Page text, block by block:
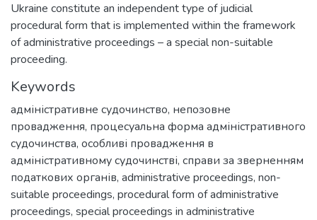
Ukraine constitute an independent type of judicial
procedural form that is implemented within the framework
of administrative proceedings – a special non-suitable
proceeding.
Keywords
адміністративне судочинство, непозовне
провадження, процесуальна форма адміністративного
судочинства, особливі провадження в
адміністративному судочинстві, справи за зверненням
податкових органів, administrative proceedings, non-
suitable proceedings, procedural form of administrative
proceedings, special proceedings in administrative